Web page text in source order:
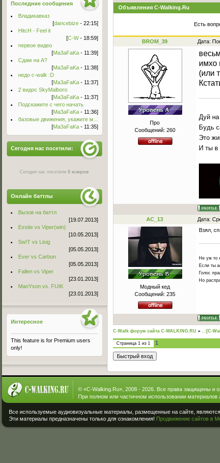
Объявления C-Walking.Ru
Есть
BROM_39 Дата:
Про
Сообщений: 260
имхо
(или
Дуй
Будь
Это
И ты в
AC_13 Дата:
Модный кед
Сообщений: 235
Взял,
Не уж то
Если ты
Голос
Но
C-Walk форум сайта C-WALKING.RU » ..:[C-
Страница 1 из 1 1
Последние сообщения
Владикавказ
[dancebize - 22:15]
HitcH - Feel it
[C-W- 18:59]
первое видео
[Ma3aFaKa - 11:39]
Сдам на А?
[Ma3aFaKa - 11:38]
недо c-walk :D
[Ma3aFaKa - 11:37]
2 видос SkyMalboro
[Ma3aFaKa - 11:37]
Подскажите с чего начать
[Ma3aFaKa - 11:36]
базовые движения, укажите м...
[Ma3aFaKa - 11:35]
Сегодня нас посетили:
Сегодня нас посетили0 юзеров
Онлайн баттлы
Вызов на баттл
[19.07.2013]
Exsite vs Viper(win)
[10.05.2013]
Sw!T vs Lisig
[05.05.2013]
Ever vs Carbon
[05.05.2013]
Fallen vs Viper
[23.01.2013]
ManYson vs. FUIK
[23.01.2013]
Интересное
This feature is for Premium users
only!
© «C-Walking.Ru», 2008 - 2026. Все права защищены и
При полном или частичном использовании материалов
Все используемые аудиовизуальные материалы, размещенные на сайте,
Эти материалы предназначены только для ознакомления! Продвижение сайтов в